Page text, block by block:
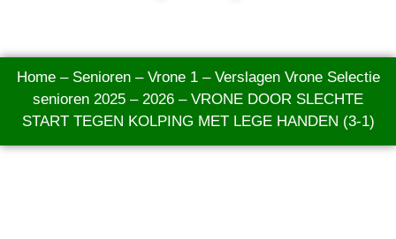
Home– Senioren– Vrone 1– Verslagen Vrone Selectie
senioren 2025 – 2026 – VRONE DOOR SLECHTE
START TEGEN KOLPING MET LEGE HANDEN (3-1)